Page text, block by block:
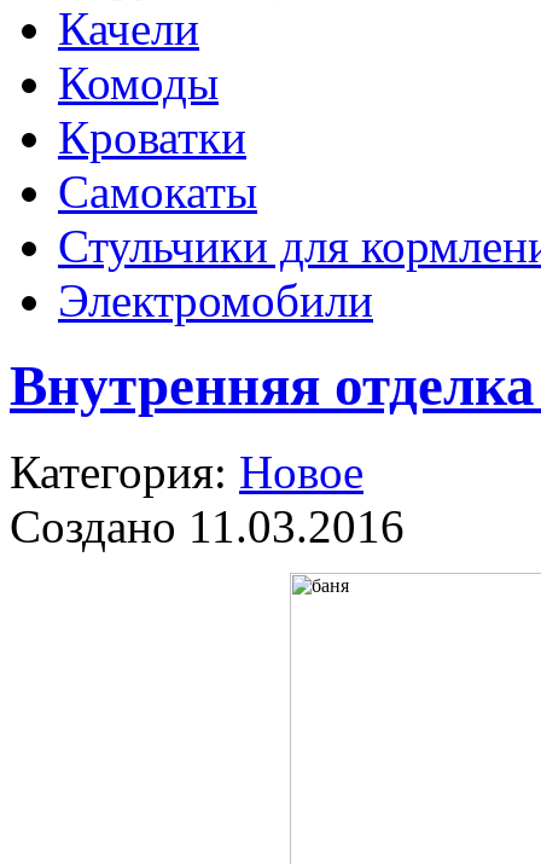
Качели
Комоды
Кроватки
Самокаты
Стульчики для
Электромобили
Внутренняя
Категория: Новое
Создано 11.03.2016